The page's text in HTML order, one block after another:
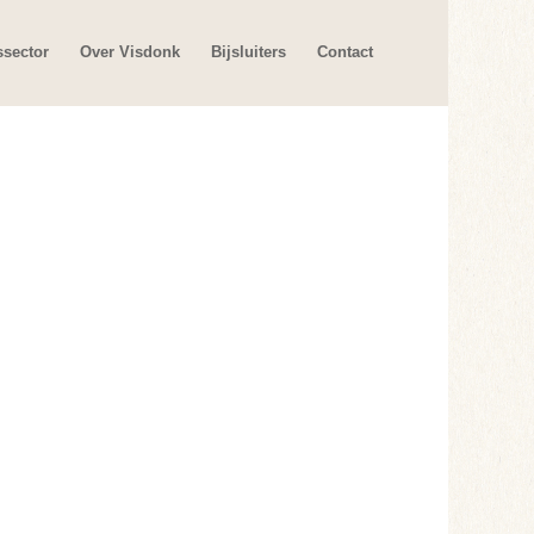
Over Visdonk Bijsluiters Contact